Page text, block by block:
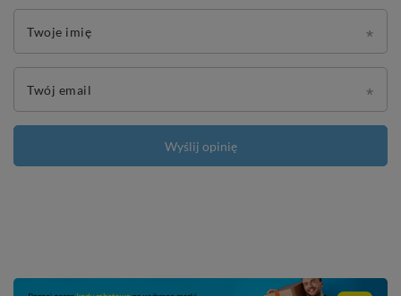
Twoje imię
Twój email
Wyślij opinię